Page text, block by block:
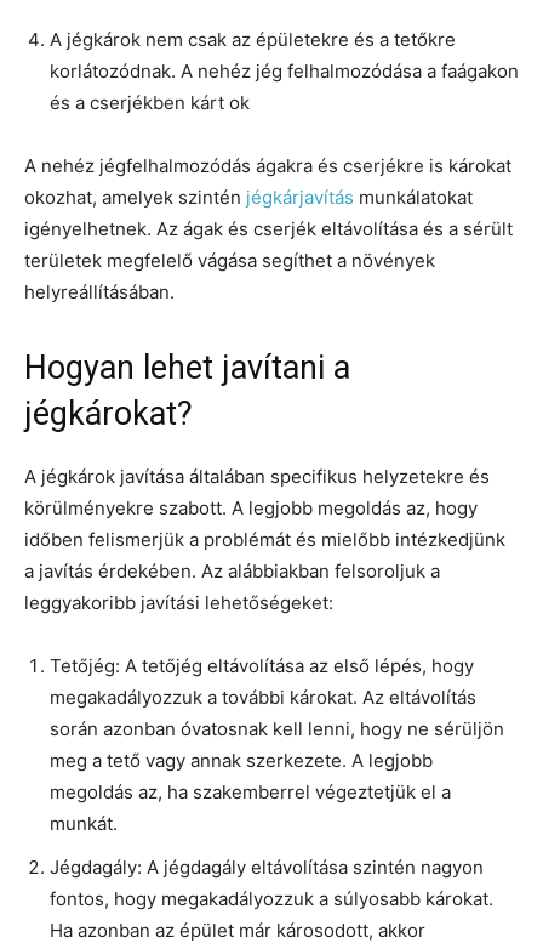
A jégkárok nem csak az épületekre és a tetőkre
korlátozódnak. A nehéz jég felhalmozódása a faágakon
és a cserjékben kárt ok
A nehéz jégfelhalmozódás ágakra és cserjékre is károkat
okozhat, amelyek szintén jégkárjavítás munkálatokat
igényelhetnek. Az ágak és cserjék eltávolítása és a sérült
területek megfelelő vágása segíthet a növények
helyreállításában.
Hogyan lehet javítani a
jégkárokat?
A jégkárok javítása általában specifikus helyzetekre és
körülményekre szabott. A legjobb megoldás az, hogy
időben felismerjük a problémát és mielőbb intézkedjünk
a javítás érdekében. Az alábbiakban felsoroljuk a
leggyakoribb javítási lehetőségeket:
Tetőjég: A tetőjég eltávolítása az első lépés, hogy
megakadályozzuk a további károkat. Az eltávolítás
során azonban óvatosnak kell lenni, hogy ne sérüljön
meg a tető vagy annak szerkezete. A legjobb
megoldás az, ha szakemberrel végeztetjük el a
munkát.
Jégdagály: A jégdagály eltávolítása szintén nagyon
fontos, hogy megakadályozzuk a súlyosabb károkat.
Ha azonban az épület már károsodott, akkor